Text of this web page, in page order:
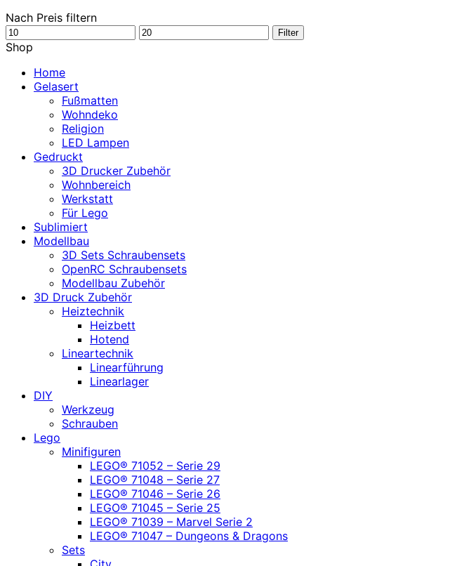
Nach Preis filtern
Min.
Preis
Max.
Filter
Shop
Home
Gelasert
Fußmatten
Wohndeko
Religion
LED Lampen
Gedruckt
3D Drucker Zubehör
Wohnbereich
Werkstatt
Für Lego
Sublimiert
Modellbau
3D Sets Schraubensets
OpenRC Schraubensets
Modellbau Zubehör
3D Druck Zubehör
Heiztechnik
Heizbett
Hotend
Lineartechnik
Linearführung
Linearlager
DIY
Werkzeug
Schrauben
Lego
Minifiguren
LEGO® 71052 – Serie 29
LEGO® 71048 – Serie 27
LEGO® 71046 – Serie 26
LEGO® 71045 – Serie 25
LEGO® 71039 – Marvel Serie 2
LEGO® 71047 – Dungeons & Dragons
Sets